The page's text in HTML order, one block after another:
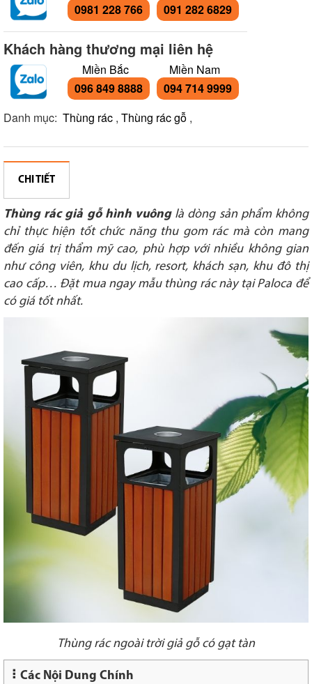
0981 228 766
091 282 6829
Khách hàng thương mại liên hệ
Miền Bắc
096 849 8888
Miền Nam
094 714 9999
Danh mục: Thùng rác , Thùng rác gỗ ,
CHI TIẾT
Thùng rác giả gỗ hình vuônglà dòng sản phẩm không
chỉ thực hiện tốt chức năng thu gom rác mà còn mang
đến giá trị thẩm mỹ cao, phù hợp với nhiều không gian
như công viên, khu du lịch, resort, khách sạn, khu đô thị
cao cấp… Đặt mua ngay mẫu thùng rác này tại Paloca để
có giá tốt nhất.
Thùng rác ngoài trời giả gỗ có gạt tàn
Các Nội Dung Chính